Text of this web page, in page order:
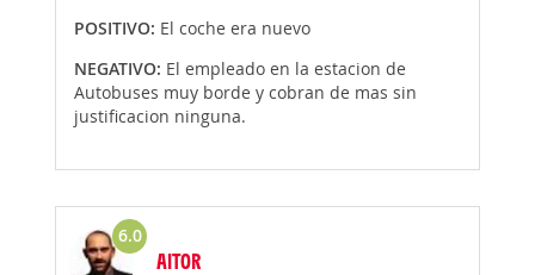
POSITIVO: El coche era nuevo
NEGATIVO: El empleado en la estacion de
Autobuses muy borde y cobran de mas sin
justificacion ninguna.
6.0
AITOR